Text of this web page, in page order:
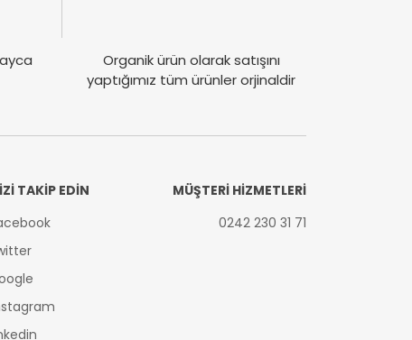
Organik ürün olarak satışını
yaptığımız tüm ürünler orjinaldir
TAKİP EDİN
MÜŞTERİ HİZMETLERİ
0242 230 31 71